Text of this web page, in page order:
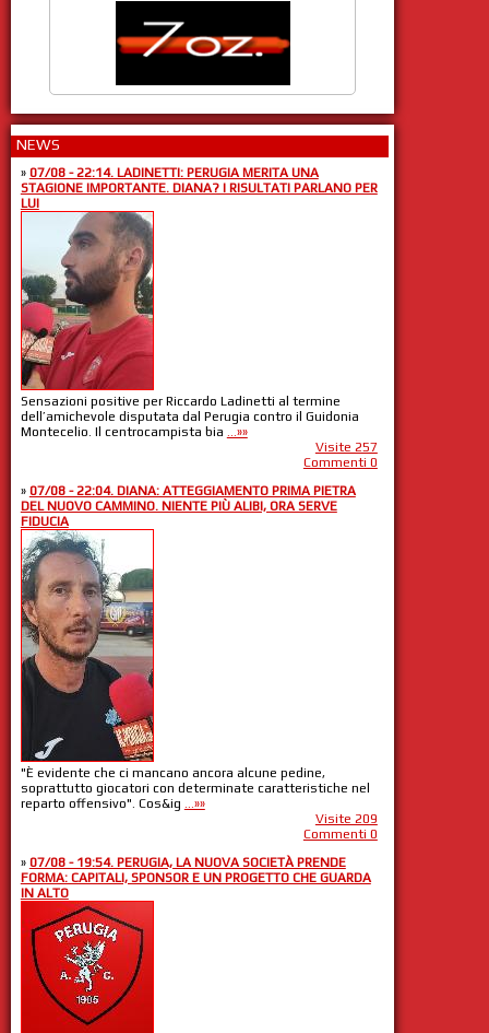
NEWS
» 07/08 - 22:14. LADINETTI: PERUGIA MERITA UNA
STAGIONE IMPORTANTE. DIANA? I RISULTATI PARLANO PER
LUI
Sensazioni positive per Riccardo Ladinetti al termine
dell’amichevole disputata dal Perugia contro il Guidonia
Montecelio. Il centrocampista bia ...»»
Visite 257
Commenti 0
» 07/08 - 22:04. DIANA: ATTEGGIAMENTO PRIMA PIETRA
DEL NUOVO CAMMINO. NIENTE PIÙ ALIBI, ORA SERVE
FIDUCIA
"È evidente che ci mancano ancora alcune pedine,
soprattutto giocatori con determinate caratteristiche nel
reparto offensivo". Cos&ig ...»»
Visite 209
Commenti 0
» 07/08 - 19:54. PERUGIA, LA NUOVA SOCIETÀ PRENDE
FORMA: CAPITALI, SPONSOR E UN PROGETTO CHE GUARDA
IN ALTO